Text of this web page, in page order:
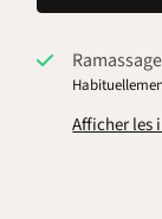
Afficher les